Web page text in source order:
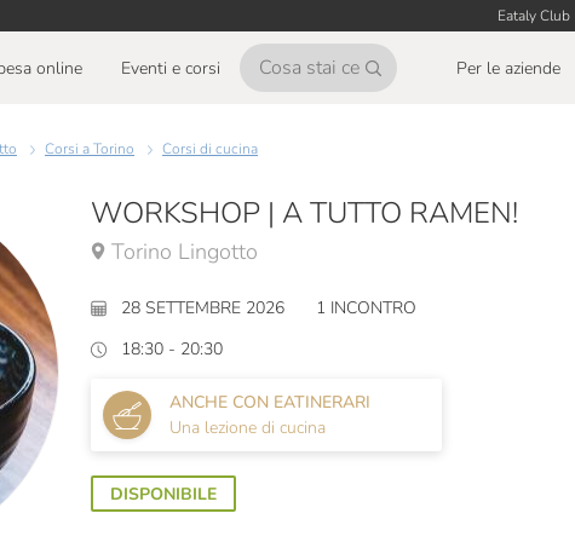
Eataly Club
online Eventi e corsi Per le aziende
Corsi a Torino Corsi di cucina
WORKSHOP | A TUTTO RAMEN!
Torino Lingotto
28 SETTEMBRE 2026
1 INCONTRO
18:30 - 20:30
ANCHE CON EATINERARI
Una lezione di cucina
DISPONIBILE